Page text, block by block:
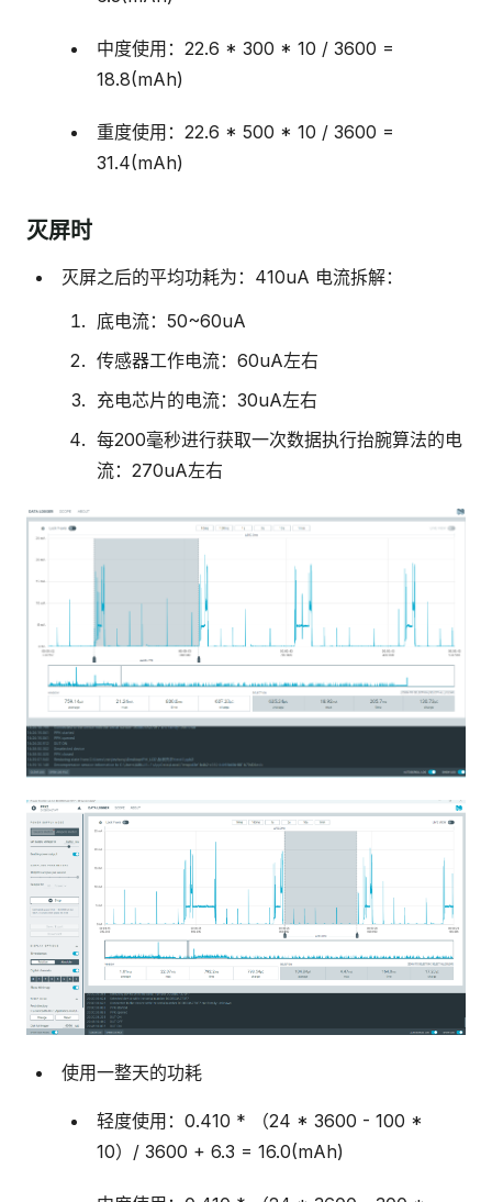
中度使用：22.6 * 300 * 10 / 3600 =
18.8(mAh)
重度使用：22.6 * 500 * 10 / 3600 =
31.4(mAh)
灭屏时
灭屏之后的平均功耗为：410uA 电流拆解：
底电流：50~60uA
传感器工作电流：60uA左右
充电芯片的电流：30uA左右
每200毫秒进行获取一次数据执行抬腕算法的电
流：270uA左右
使用一整天的功耗
轻度使用：0.410 * （24 * 3600 - 100 *
10）/ 3600 + 6.3 = 16.0(mAh)